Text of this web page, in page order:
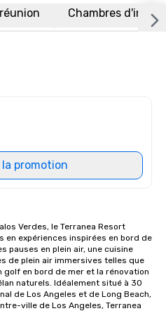
Chambres
la promotion
Verdes, le Terranea Resort
expériences inspirées en bord de
pauses en plein air, une cuisine
de plein air immersives telles que
en bord de mer et la rénovation
naturels. Idéalement situé à 30
de Los Angeles et de Long Beach,
ville de Los Angeles, Terranea